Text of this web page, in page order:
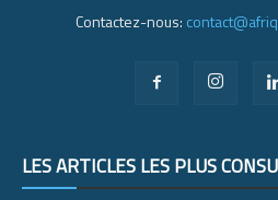
Contactez-nous:
LES ARTICLES LES PLUS